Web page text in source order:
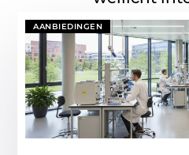
AANBIEDINGEN